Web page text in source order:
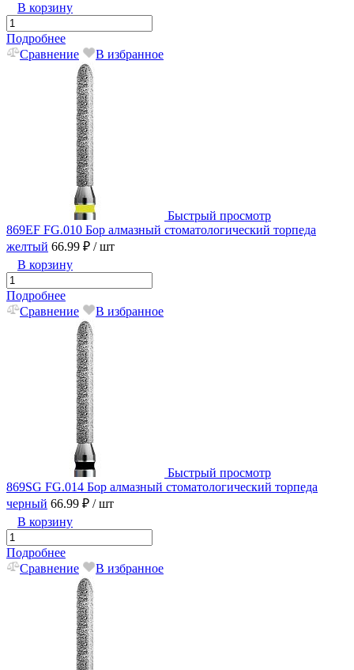
В корзину
Подробнее
Сравнение
В избранное
Быстрый просмотр
869EF FG.010 Бор алмазный стоматологический торпеда
желтый 66.99 ₽ / шт
В корзину
Подробнее
Сравнение
В избранное
Быстрый просмотр
869SG FG.014 Бор алмазный стоматологический торпеда
черный 66.99 ₽ / шт
В корзину
Подробнее
Сравнение
В избранное